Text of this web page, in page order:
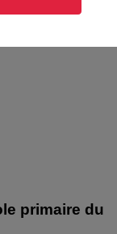
primaire du